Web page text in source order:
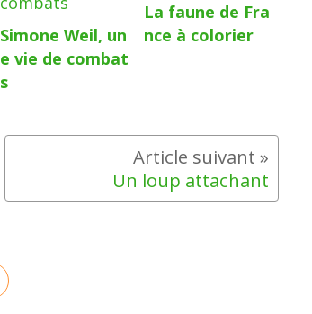
Simone Weil, un
e vie de combat
s
La faune de Fra
nce à colorier
Un loup attachant